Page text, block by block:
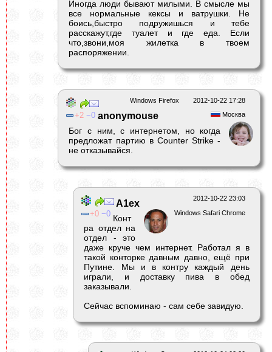
Иногда люди бывают милыми. В смысле мы
все нормальные кексы и ватрушки. Не
боись,быстро подружишься и тебе
расскажут,где туалет и где еда. Если
что,звони,моя жилетка в твоем
распоряжении.
2012-10-22 17:28
Windows Firefox
Москва
2 0 anonymouse
Бог с ним, с интернетом, но когда
предложат партию в Counter Strike -
не отказывайся.
2012-10-22 23:03
Windows Safari Chrome
0 0
A1ex
Конт
ра отдел на
отдел - это
даже круче чем интернет. Работал я в
такой конторке давным давно, ещё при
Путине. Мы и в контру каждый день
играли, и доставку пива в обед
заказывали.
Сейчас вспоминаю - сам себе завидую.